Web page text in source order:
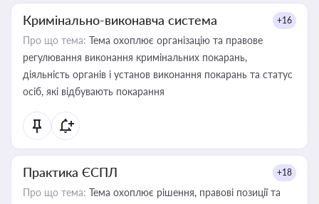
Кримінально-виконавча система +16
Про що тема: Тема охоплює організацію та правове
регулювання виконання кримінальних покарань,
діяльність органів і установ виконання покарань та статус
осіб, які відбувають покарання
Практика ЄСПЛ +18
Про що тема: Тема охоплює рішення, правові позиції та